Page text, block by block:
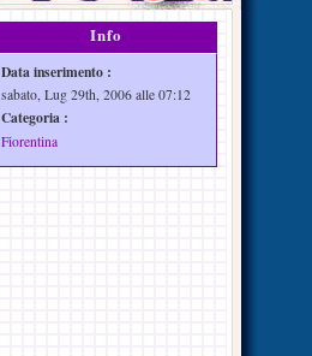
Info
Data inserimento :
sabato, Lug 29th, 2006 alle 07:12
Categoria :
Fiorentina